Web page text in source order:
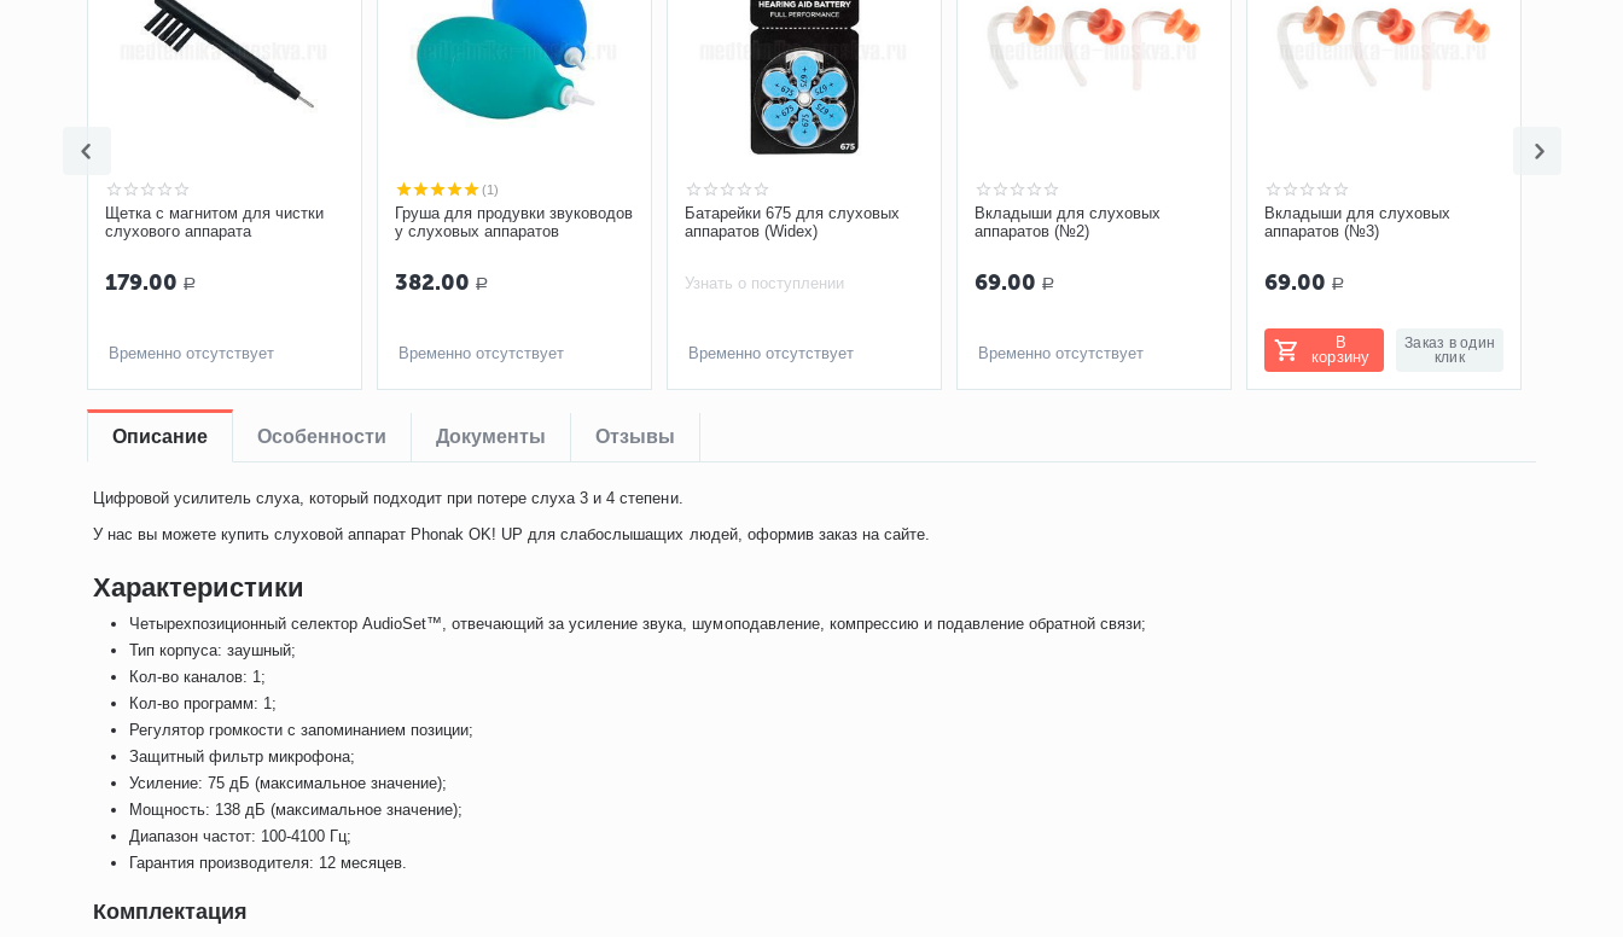
Щетка с магнитом для чистки
слухового аппарата
179.00 Р
Временно отсутствует
(1)
Груша для продувки звуководов
у слуховых аппаратов
382.00 Р
Временно отсутствует
Батарейки 675 для слуховых
аппаратов (Widex)
Узнать о поступлении
Временно отсутствует
Вкладыши для слуховых
аппаратов (№2)
69.00 Р
Временно отсутствует
Вкладыши для слуховых
аппаратов (№3)
69.00 Р
В
корзину
Заказ в один
клик
Описание Особенности Документы Отзывы
Цифровой усилитель слуха, который подходит при потере слуха 3 и 4 степени.
У нас вы можете купить слуховой аппарат Phonak OK! UP для слабослышащих людей, оформив заказ на сайте.
Характеристики
Четырехпозиционный селектор AudioSet™, отвечающий за усиление звука, шумоподавление, компрессию и подавление обратной связи;
Тип корпуса: заушный;
Кол-во каналов: 1;
Кол-во программ: 1;
Регулятор громкости с запоминанием позиции;
Защитный фильтр микрофона;
Усиление: 75 дБ (максимальное значение);
Мощность: 138 дБ (максимальное значение);
Диапазон частот: 100-4100 Гц;
Гарантия производителя: 12 месяцев.
Комплектация